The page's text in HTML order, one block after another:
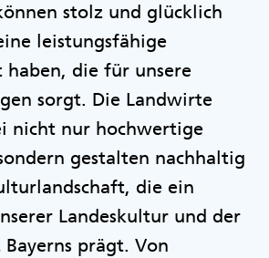
stolz und glücklich
leistungsfähige
haben, die für unsere
sorgt. Die Landwirte
nicht nur hochwertige
gestalten nachhaltig
die ein
Landeskultur und der
prägt. Von